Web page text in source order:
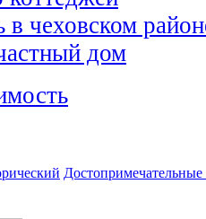
чеховском
дом
Достопримечательные